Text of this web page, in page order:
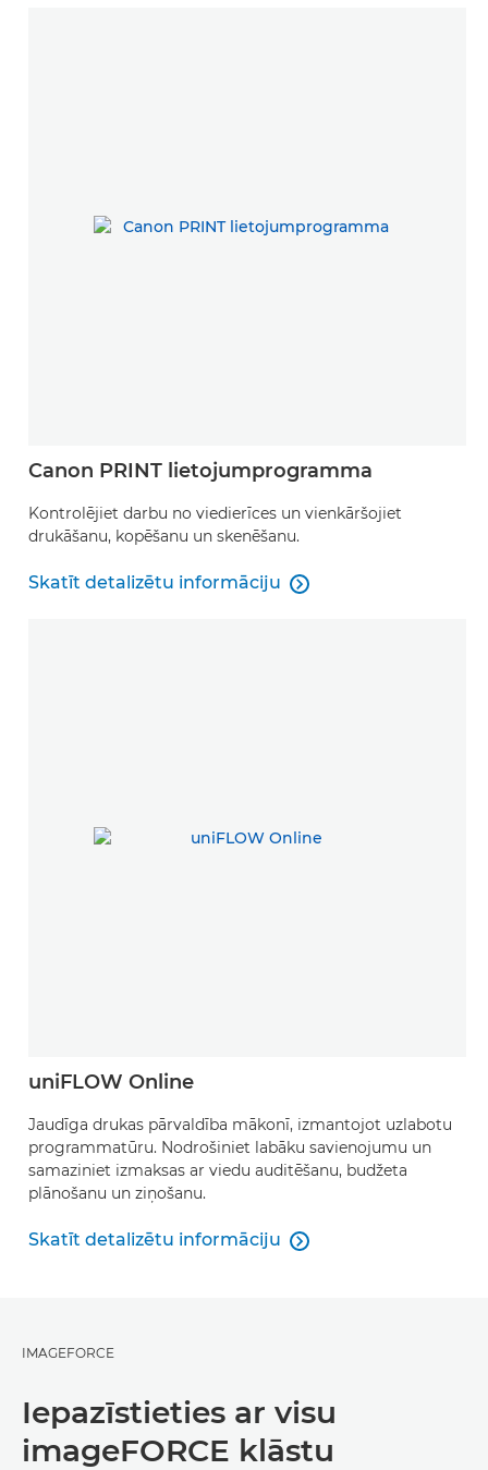
Canon PRINT lietojumprogramma
Kontrolējiet darbu no viedierīces un vienkāršojiet
drukāšanu, kopēšanu un skenēšanu.
Skatīt detalizētu informāciju
Skatīt detalizētu informāciju

uniFLOW Online
Jaudīga drukas pārvaldība mākonī, izmantojot uzlabotu
programmatūru. Nodrošiniet labāku savienojumu un
samaziniet izmaksas ar viedu auditēšanu, budžeta
plānošanu un ziņošanu.
Skatīt detalizētu informāciju
Skatīt detalizētu informāciju

IMAGEFORCE
Iepazīstieties ar visu
imageFORCE klāstu